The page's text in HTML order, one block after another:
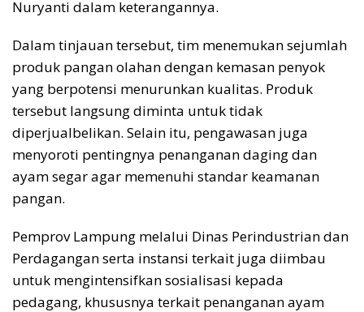
Nuryanti dalam keterangannya.
Dalam tinjauan tersebut, tim menemukan sejumlah
produk pangan olahan dengan kemasan penyok
yang berpotensi menurunkan kualitas. Produk
tersebut langsung diminta untuk tidak
diperjualbelikan. Selain itu, pengawasan juga
menyoroti pentingnya penanganan daging dan
ayam segar agar memenuhi standar keamanan
pangan.
Pemprov Lampung melalui Dinas Perindustrian dan
Perdagangan serta instansi terkait juga diimbau
untuk mengintensifkan sosialisasi kepada
pedagang, khususnya terkait penanganan ayam